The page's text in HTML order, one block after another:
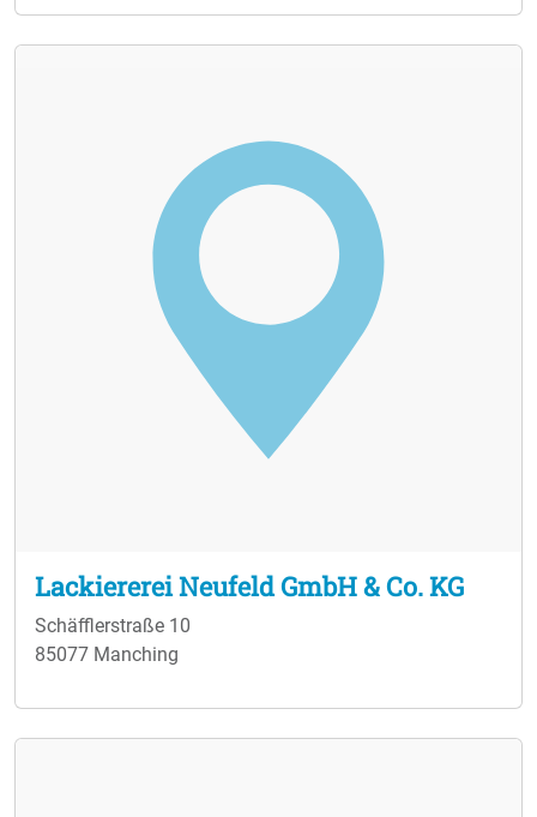
Lackiererei Neufeld GmbH & Co. KG
Schäfflerstraße 10
85077 Manching